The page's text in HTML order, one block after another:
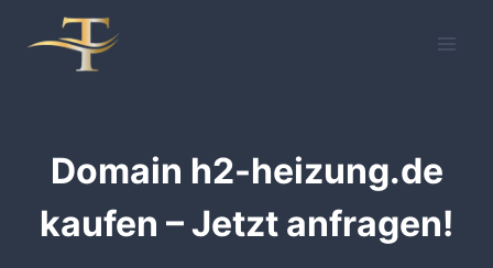
Inhalt
Domain h2-heizung.de
kaufen – Jetzt anfragen!